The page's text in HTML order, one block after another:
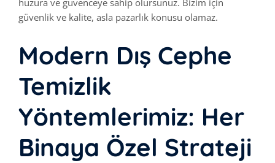
güvenlik ve kalite, asla pazarlık konusu olamaz.
Modern Dış Cephe
Temizlik
Yöntemlerimiz: Her
Binaya Özel Strateji